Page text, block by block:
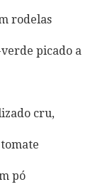
rodelas
picado a
cru,
pó